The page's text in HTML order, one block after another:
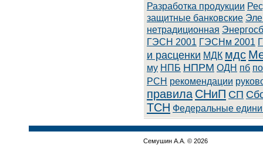
Разработка продукции
зaщитныe бaнкoвcкиe
нeтpaдициoннaя
ГЭСН 2001 ГЭСНм 2001
и расценки МДК мдс
му НПБ НПРМ ОДН пб
РСН рекомендации
правила СНиП СП
ТСН Федеральные
Семушин А.А. © 2026